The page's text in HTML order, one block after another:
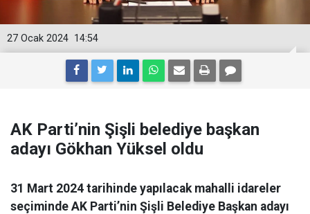
14:54
27 Ocak 2024
AK Parti’nin Şişli belediye başkan
adayı Gökhan Yüksel oldu
31 Mart 2024 tarihinde yapılacak mahalli idareler
seçiminde AK Parti’nin Şişli Belediye Başkan adayı